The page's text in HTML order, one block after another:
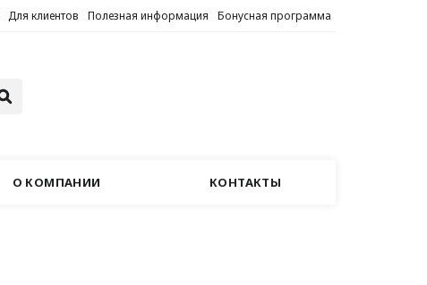
Для клиентов Полезная информация Бонусная программа
О КОМПАНИИ КОНТАКТЫ